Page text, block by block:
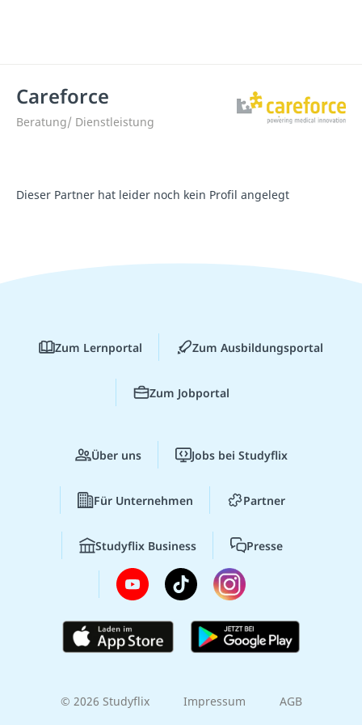
Careforce
Beratung/ Dienstleistung
Dieser Partner hat leider noch kein Profil angelegt
Zum Lernportal Zum Ausbildungsportal
Zum Jobportal
Über uns Jobs bei Studyflix
Für Unternehmen Partner
Studyflix Business Presse
© 2026 Studyflix Impressum AGB